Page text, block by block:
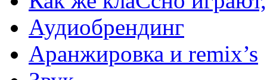
Аудиобрендинг
Аранжировка и remix’s